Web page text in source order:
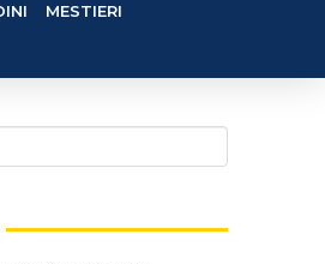
MESTIERI